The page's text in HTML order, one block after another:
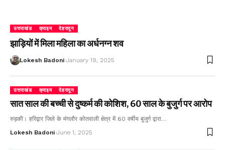
उत्तराखंड क्राइम देहरादून
झाड़ियों में मिला महिला का अर्धनग्न शव
Lokesh Badoni January 19, 2025
उत्तराखंड क्राइम देहरादून
सात साल की बच्ची से दुष्कर्म की कोशिश, 60 साल के बुजुर्ग पर आरोप
रुड़की। हरिद्वार जिले के मंगलौर कोतवाली क्षेत्र में 60 वर्षीय बुजुर्ग द्वारा…
Lokesh Badoni June 1, 2025